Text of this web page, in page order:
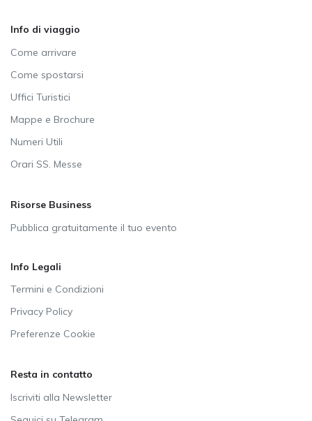
Info di viaggio
Come arrivare
Come spostarsi
Uffici Turistici
Mappe e Brochure
Numeri Utili
Orari SS. Messe
Risorse Business
Pubblica gratuitamente il tuo evento
Info Legali
Termini e Condizioni
Privacy Policy
Preferenze Cookie
Resta in contatto
Iscriviti alla Newsletter